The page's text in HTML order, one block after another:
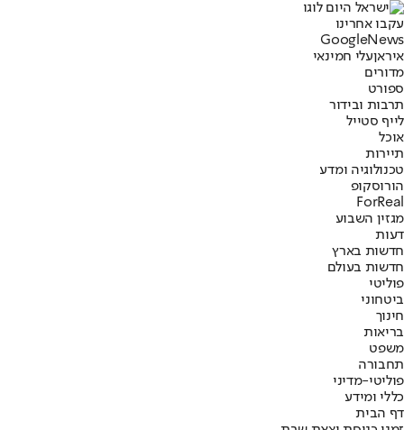
עקבו אחרינו
Googl eNews
איראןעלי חמינאי
מדורים
ספורט
תרבות ובידור
לייף סטייל
אוכל
תיירות
טכנולוגיה ומדע
הורוסקופ
ForReal
מגזין השבוע
דעות
חדשות בארץ
חדשות בעולם
פוליטי
ביטחוני
חינוך
בריאות
משפט
תחבורה
פוליטי-מדיני
כללי ומידע
דף הבית